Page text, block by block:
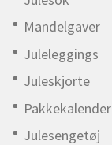
Mandelgaver
Juleleggings
Juleskjorte
Pakkekalender
Julesengetøj